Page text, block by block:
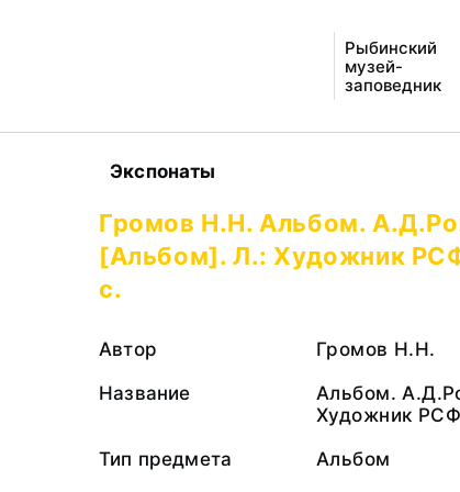
Рыбинский
музей-
заповедник
Экспонаты
Громов Н.Н. Альбом.
[Альбом]. Л.: Художник
с.
Автор
Громов Н.Н.
Название
Альбом.
Художник
Тип предмета
Альбом